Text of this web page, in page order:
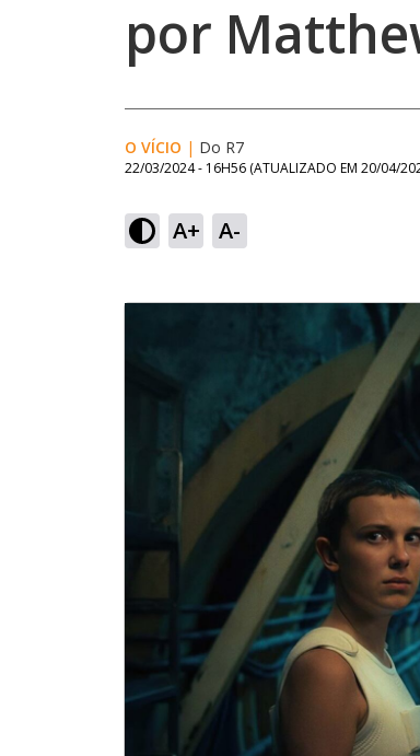
por
O VÍCIO | Do R7
22/03/2024 - 16H56 (ATUALIZADO EM 20/04/
A+ A-